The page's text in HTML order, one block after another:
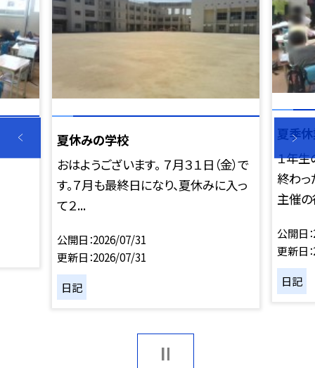
夏休みの学校
おはようございます。 ７月３１日（金）で
す。７月も最終日になり、夏休みに入っ
て２...
公開日 2026/07/31
更新日 2026/07/31
日記
夏季
１年生
終わっ
主催
公開日
更新日
日記